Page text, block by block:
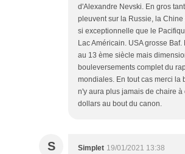
d'Alexandre Nevski. En gros
pleuvent sur la Russie, la
si exceptionnelle que le
Lac Américain. USA grosse
au 13 ème siècle mais
bouleversements complet du
mondiales. En tout cas merci la
n'y aura plus jamais de chaire à
dollars au bout du canon.
S Simplet 19/01/2021 13:38